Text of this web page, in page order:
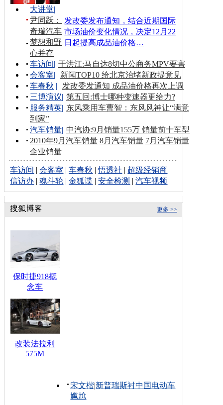
发改委发布通知，结合近期国际
市场油价变化情况，决定12月22
日起提高成品油价格…
大讲堂|
尹同跃：
奇瑞汽车
梦想和野
心并存
车访间| 于洪江:马自达8切中公商务MPV要害
会客室|
新闻TOP10 给北京治堵新政提意见
车春秋 |
发改委发通知 成品油价格再次上调
三博演议| 第五回:博士哪种变速器更给力?
服务精英| 东风乘用车曹智：东风风神让“满意
到家”
汽车销量| 中汽协:9月销量155万 销量前十车型
2010年9月汽车销量 8月汽车销量 7月汽车销量
企业销量
车访间 |会客室 |车春秋 |悟透社 | 超级经销商
信访办 |魂斗轮 |金狐谍 |安全检测 |汽车视频
更多 >>
保时捷918概
念车
改装法拉利
575M
宋文楷|新普瑞斯衬中国电动车
尴尬